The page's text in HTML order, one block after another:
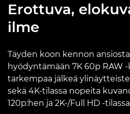
Erottuva,
ilme
Täyden koon kennon
hyödyntämään 7K 60p RAW
tarkempaa jälkeä
sekä 4K-tilassa nopeita
120p:hen ja 2K-/Full HD -